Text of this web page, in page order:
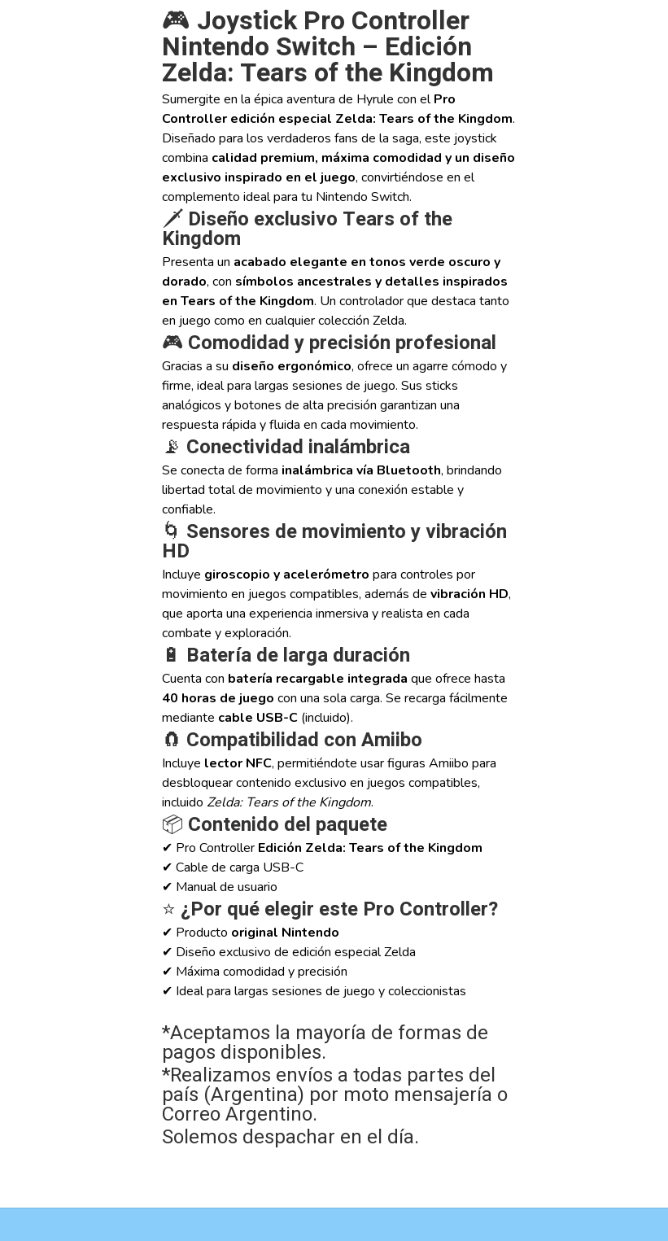
🎮 Joystick Pro Controller
Nintendo Switch – Edición
Zelda: Tears of the Kingdom
Sumergite en la épica aventura de Hyrule con elPro
Controller edición especial Zelda: Tears of the Kingdom.
Diseñado para los verdaderos fans de la saga, este joystick
combina calidad premium, máxima comodidad y un diseño
exclusivo inspirado en el juego, convirtiéndose en el
complemento ideal para tu Nintendo Switch.
🗡️ Diseño exclusivo Tears of the
Kingdom
Presenta un acabado elegante en tonos verde oscuro y
dorado, con símbolos ancestrales y detalles inspirados
en Tears of the Kingdom. Un controlador que destaca tanto
en juego como en cualquier colección Zelda.
🎮 Comodidad y precisión profesional
Gracias a su diseño ergonómico, ofrece un agarre cómodo y
firme, ideal para largas sesiones de juego. Sus sticks
analógicos y botones de alta precisión garantizan una
respuesta rápida y fluida en cada movimiento.
📡 Conectividad inalámbrica
Se conecta de forma inalámbrica vía Bluetooth, brindando
libertad total de movimiento y una conexión estable y
confiable.
🌀 Sensores de movimiento y vibración
HD
Incluye giroscopio y acelerómetro para controles por
movimiento en juegos compatibles, además de vibración HD,
que aporta una experiencia inmersiva y realista en cada
combate y exploración.
🔋 Batería de larga duración
Cuenta con batería recargable integrada que ofrece hasta
40 horas de juego con una sola carga. Se recarga fácilmente
mediante cable USB-C (incluido).
🧲 Compatibilidad con Amiibo
Incluye lector NFC, permitiéndote usar figuras Amiibo para
desbloquear contenido exclusivo en juegos compatibles,
incluido Zelda: Tears of the Kingdom.
📦 Contenido del paquete
✔ Pro Controller Edición Zelda: Tears of the Kingdom
✔ Cable de carga USB-C
✔ Manual de usuario
⭐ ¿Por qué elegir este Pro Controller?
✔ Producto original Nintendo
✔ Diseño exclusivo de edición especial Zelda
✔ Máxima comodidad y precisión
✔ Ideal para largas sesiones de juego y coleccionistas
*Aceptamos la mayoría de formas de
pagos disponibles.
*Realizamos envíos a todas partes del
país (Argentina) por moto mensajería o
Correo Argentino.
Solemos despachar en el día.